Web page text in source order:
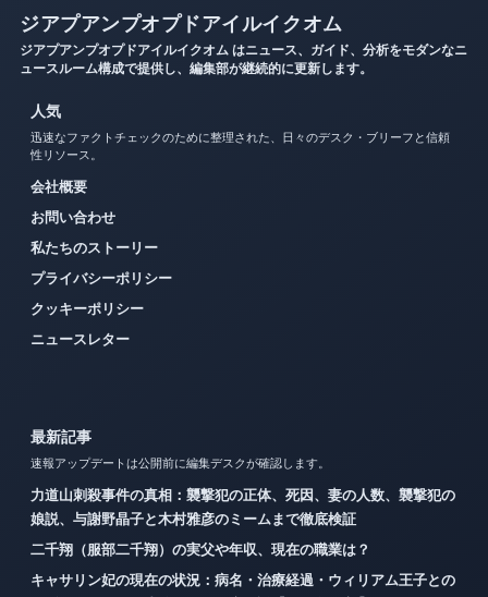
ジアプアンプオプドアイルイクオム
ジアプアンプオプドアイルイクオム はニュース、ガイド、分析をモダンなニ
ュースルーム構成で提供し、編集部が継続的に更新します。
人気
迅速なファクトチェックのために整理された、日々のデスク・ブリーフと信頼
性リソース。
会社概要
お問い合わせ
私たちのストーリー
プライバシーポリシー
クッキーポリシー
ニュースレター
最新記事
速報アップデートは公開前に編集デスクが確認します。
力道山刺殺事件の真相：襲撃犯の正体、死因、妻の人数、襲撃犯の
娘説、与謝野晶子と木村雅彦のミームまで徹底検証
二千翔（服部二千翔）の実父や年収、現在の職業は？
キャサリン妃の現在の状況：病名・治療経過・ウィリアム王子との